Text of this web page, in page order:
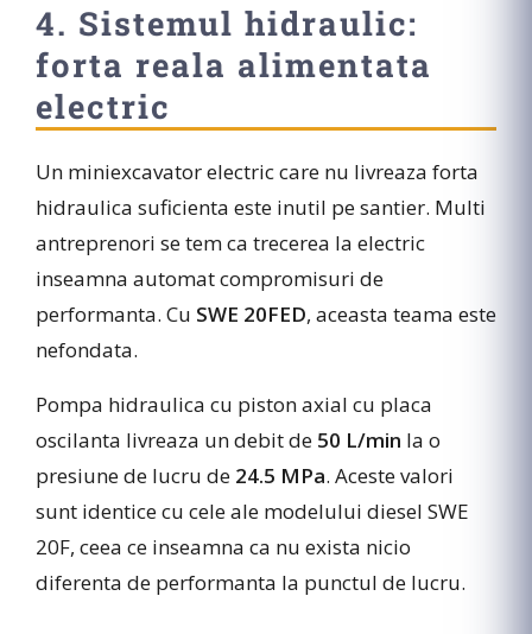
4. Sistemul hidraulic:
forta reala alimentata
electric
Un miniexcavator electric care nu livreaza forta
hidraulica suficienta este inutil pe santier. Multi
antreprenori se tem ca trecerea la electric
inseamna automat compromisuri de
performanta. Cu SWE 20FED, aceasta teama este
nefondata.
Pompa hidraulica cu piston axial cu placa
oscilanta livreaza un debit de 50 L/min la o
presiune de lucru de 24.5 MPa. Aceste valori
sunt identice cu cele ale modelului diesel SWE
20F, ceea ce inseamna ca nu exista nicio
diferenta de performanta la punctul de lucru.